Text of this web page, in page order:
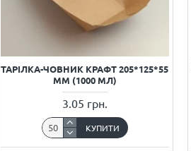
ТАРІЛКА-ЧОВНИК КРАФТ 205*125*55
ММ (1000 МЛ)
3.05 грн.
КУПИТИ